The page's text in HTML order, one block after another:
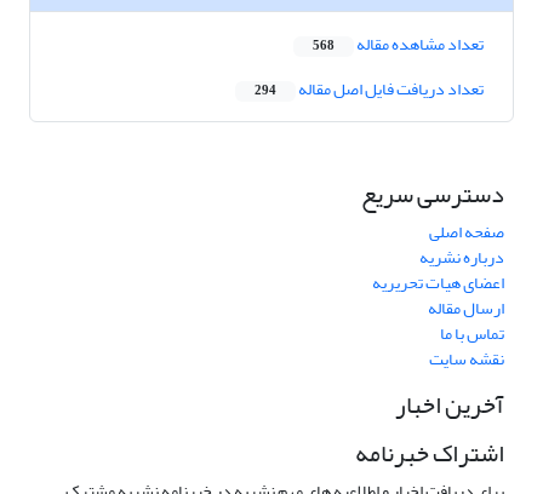
تعداد مشاهده مقاله 568
تعداد دریافت فایل اصل مقاله 294
دسترسی سریع
صفحه اصلی
درباره نشریه
اعضای هیات تحریریه
ارسال مقاله
تماس با ما
نقشه سایت
آخرین اخبار
اشتراک خبرنامه